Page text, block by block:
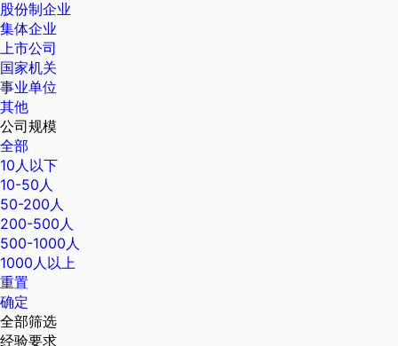
股份制企业
集体企业
上市公司
国家机关
事业单位
其他
公司规模
全部
10人以下
10-50人
50-200人
200-500人
500-1000人
1000人以上
重置
确定
全部筛选
经验要求